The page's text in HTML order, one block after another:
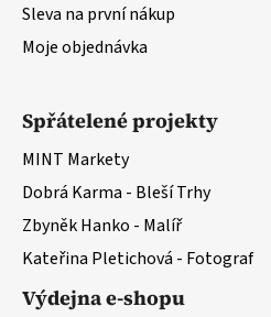
Sleva na první nákup
Moje objednávka
Spřátelené projekty
MINT Markety
Dobrá Karma - Bleší Trhy
Zbyněk Hanko - Malíř
Kateřina Pletichová - Fotograf
Výdejna e-shopu